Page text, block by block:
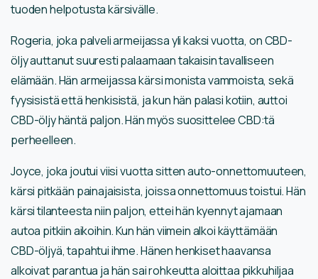
tuoden helpotusta kärsivälle.
Rogeria, joka palveli armeijassa yli kaksi vuotta, on CBD-
öljy auttanut suuresti palaamaan takaisin tavalliseen
elämään. Hän armeijassa kärsi monista vammoista, sekä
fyysisistä että henkisistä, ja kun hän palasi kotiin, auttoi
CBD-öljy häntä paljon. Hän myös suosittelee CBD:tä
perheelleen.
Joyce, joka joutui viisi vuotta sitten auto-onnettomuuteen,
kärsi pitkään painajaisista, joissa onnettomuus toistui. Hän
kärsi tilanteesta niin paljon, ettei hän kyennyt ajamaan
autoa pitkiin aikoihin. Kun hän viimein alkoi käyttämään
CBD-öljyä, tapahtui ihme. Hänen henkiset haavansa
alkoivat parantua ja hän sai rohkeutta aloittaa pikkuhiljaa